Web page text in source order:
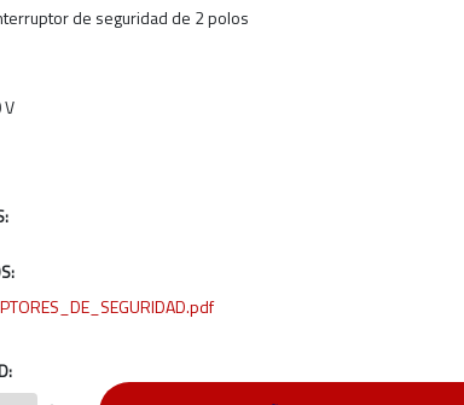
de seguridad de 2 polos